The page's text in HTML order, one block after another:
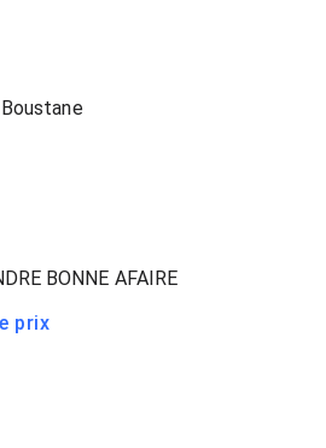
BONNE AFAIRE
prix